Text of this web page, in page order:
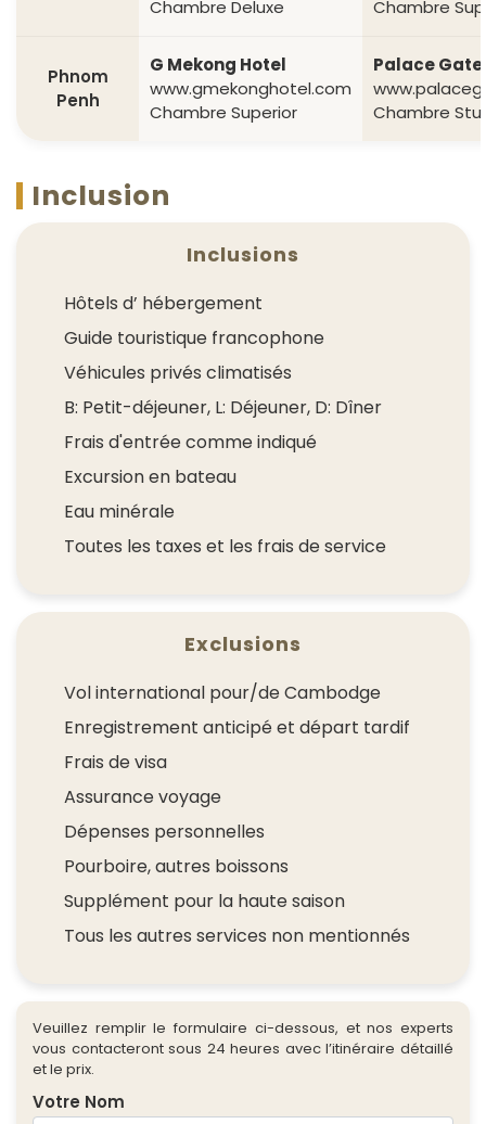
Chambre Deluxe Chambre
Phnom
Penh
G Mekong Hotel
www.gmekonghotel.com
Chambre Superior
Palace
Chambre
Inclusion
Inclusions
Hôtels d’ hébergement
Guide touristique francophone
Véhicules privés climatisés
B: Petit-déjeuner, L: Déjeuner, D: Dîner
Frais d'entrée comme indiqué
Excursion en bateau
Eau minérale
Toutes les taxes et les frais de service
Exclusions
Vol international pour/de Cambodge
Enregistrement anticipé et départ tardif
Frais de visa
Assurance voyage
Dépenses personnelles
Pourboire, autres boissons
Supplément pour la haute saison
Tous les autres services non mentionnés
Veuillez remplir le formulaire ci-dessous, et nos experts
vous contacteront sous 24 heures avec l’itinéraire détaillé
et le prix.
Votre Nom